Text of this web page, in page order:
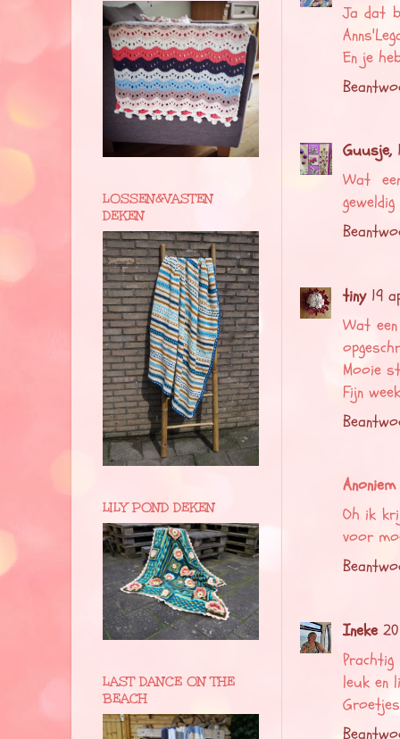
Ja dat
En je
Guusje,
Wat
tiny 19
Wat
Mooie
Fijn
Anoniem
Oh ik
voor
Ineke
leuk en
Groetjes
LOSSEN&VASTEN
DEKEN
LILY POND DEKEN
LAST DANCE ON THE
BEACH